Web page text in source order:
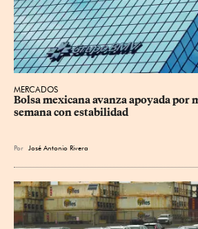
MERCADOS
Bolsa mexicana avanza apoyada por
semana con estabilidad
Por José Antonio Rivera